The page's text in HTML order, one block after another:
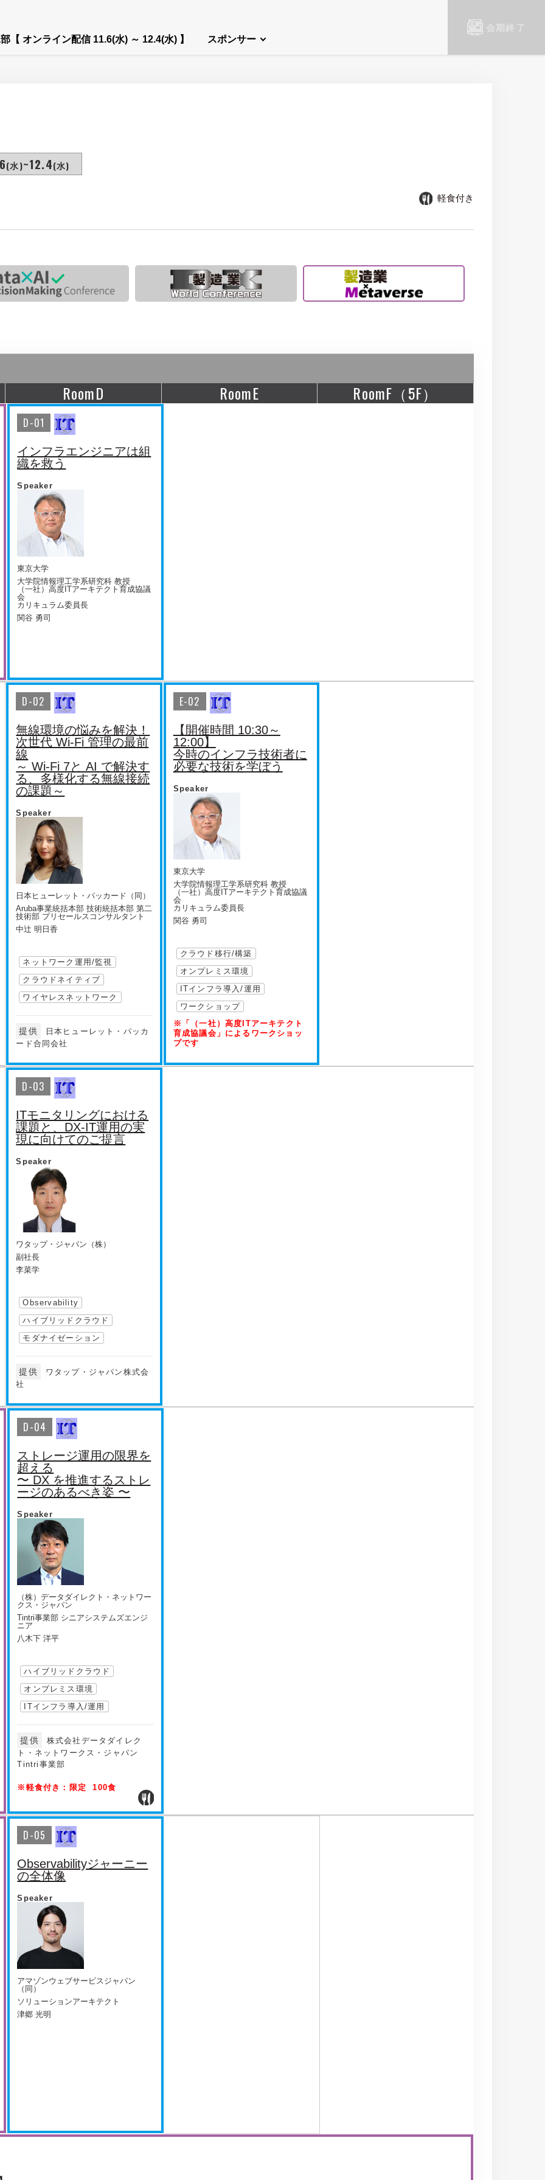
【 オンライン配信 11.6(水) ～ 12.4(水) 】 スポンサー
(水)~12.4(水)
軽食付き
RoomD RoomE RoomF（5F）
D-01
インフラエンジニアは組
織を救う
Speaker
東京大学
大学院情報理工学系研究科 教授
（一社）高度ITアーキテクト育成協議
会
カリキュラム委員長
関谷 勇司
D-02
無線環境の悩みを解決！
次世代 Wi-Fi 管理の最前
線
～ Wi-Fi 7と AI で解決す
る、多様化する無線接続
の課題～
Speaker
日本ヒューレット・パッカード（同）
Aruba事業統括本部 技術統括本部 第二
技術部 プリセールスコンサルタント
中辻 明日香
ネットワーク運用/監視
クラウドネイティブ
ワイヤレスネットワーク
提供
日本ヒューレット・パッカ
ード合同会社
E-02
【開催時間 10:30～
12:00】
今時のインフラ技術者に
必要な技術を学ぼう
Speaker
東京大学
大学院情報理工学系研究科 教授
（一社）高度ITアーキテクト育成協議
会
カリキュラム委員長
関谷 勇司
クラウド移行/構築
オンプレミス環境
ITインフラ導入/運用
ワークショップ
※「（一社）高度ITアーキテクト
育成協議会」によるワークショッ
プです
D-03
ITモニタリングにおける
課題と、DX-IT運用の実
現に向けてのご提言
Speaker
ワタップ・ジャパン（株）
副社長
李菜学
Observability
ハイブリッドクラウド
モダナイゼーション
提供
ワタップ・ジャパン株式会
社
D-04
ストレージ運用の限界を
超える
〜 DX を推進するストレ
ージのあるべき姿 〜
Speaker
（株）データダイレクト・ネットワー
クス・ジャパン
Tintri事業部 シニアシステムズエンジ
ニア
八木下 洋平
ハイブリッドクラウド
オンプレミス環境
ITインフラ導入/運用
提供
株式会社データダイレク
ト・ネットワークス・ジャパン
Tintri事業部
※軽食付き：限定 100食
D-05
Observabilityジャーニー
の全体像
Speaker
アマゾンウェブサービスジャパン
（同）
ソリューションアーキテクト
津郷 光明